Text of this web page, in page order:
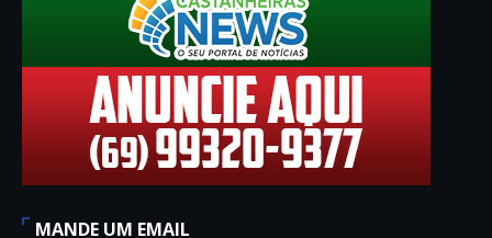
MANDE UM EMAIL